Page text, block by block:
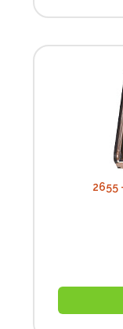
2655